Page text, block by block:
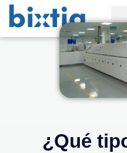
¿Qué